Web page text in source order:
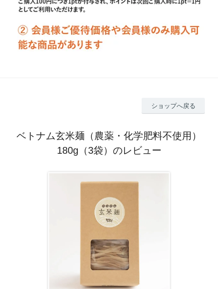
ショップへ戻る
ベトナム玄米麺（農薬・化学肥料不使用）
180g（3袋）のレビュー